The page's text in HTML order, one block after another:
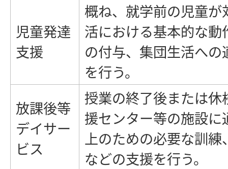
児童発達
支援
概ね、就学前の児童
活における基本的な
の付与、集団生活へ
を行う。
放課後等
デイサー
ビス
授業の終了後または
援センター等の施設
上のための必要な訓
などの支援を行う。